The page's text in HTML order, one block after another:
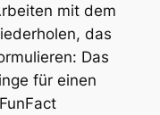
mit dem
das
Das
für einen